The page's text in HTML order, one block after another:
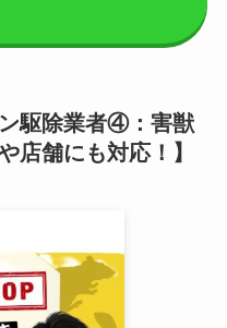
駆除業者④：害獣
店舗にも対応！】